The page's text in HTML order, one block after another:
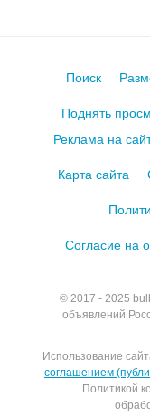
© 2017 - 2025
объявлений
Использование
соглашением
Политикой
Поиск
Поднять
Реклама на
Карта сайта
Согласие на